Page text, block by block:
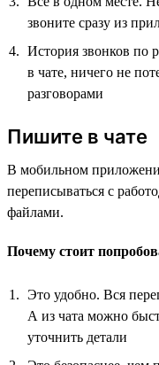
звоните сразу из
История звонков по
в чате, ничего не
разговорами
Пишите в чате
В мобильном
переписываться с
файлами.
Почему стоит
Это удобно. Вся
А из чата можно
уточнить детали